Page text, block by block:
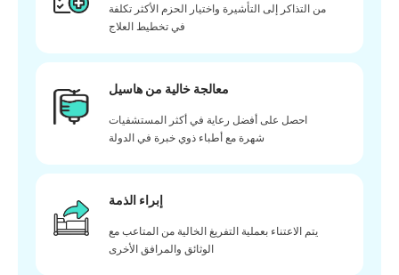
من التذاكر إلى التأشيرة واختيار الحزم الأكثر تكلفة
في تخطيط العلاج
معالجة خالية من هاسيل
احصل على أفضل رعاية في أكثر المستشفيات
شهرة مع أطباء ذوي خبرة في الدولة
إبراء الذمة
يتم الاعتناء بعملية التفريغ الخالية من المتاعب مع
الوثائق والمرافق الأخرى